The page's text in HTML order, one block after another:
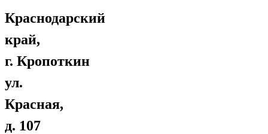
Краснодарский
край,
г. Кропоткин
ул.
Красная,
д. 107